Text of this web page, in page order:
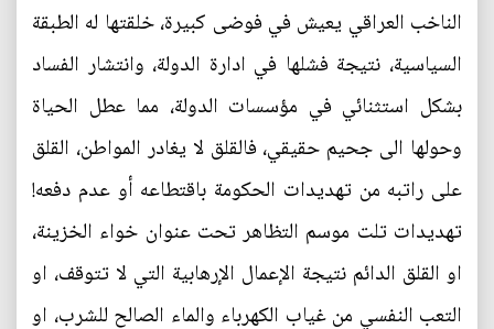
الناخب العراقي يعيش في فوضى كبيرة، خلقتها له الطبقة
السياسية، نتيجة فشلها في ادارة الدولة، وانتشار الفساد
بشكل استثنائي في مؤسسات الدولة، مما عطل الحياة
وحولها الى جحيم حقيقي، فالقلق لا يغادر المواطن، القلق
على راتبه من تهديدات الحكومة باقتطاعه أو عدم دفعه!
تهديدات تلت موسم التظاهر تحت عنوان خواء الخزينة،
او القلق الدائم نتيجة الإعمال الإرهابية التي لا تتوقف، او
التعب النفسي من غياب الكهرباء والماء الصالح للشرب، او